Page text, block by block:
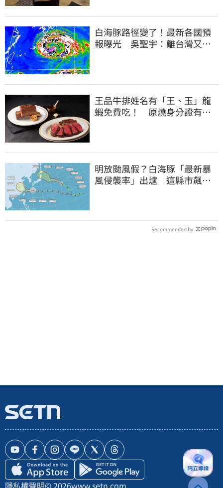
白海豚路徑變了！最新各國預
報曝光 吳聖宇：離台灣又更
王品牛排姓名有「王、玉」龍
蝦免費吃！ 原燒身分證有
明放颱風假？白海豚「最新暴
風侵襲率」出爐 這縣市飆
Recommended by
隱私權聲明© 2026www.setn.com